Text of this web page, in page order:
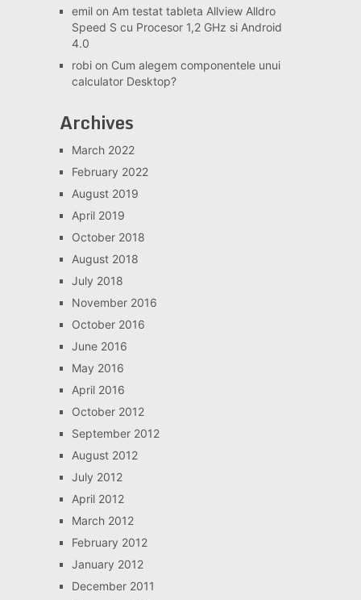
emilon Am testat tableta Allview Alldro
Speed S cu Procesor 1,2 GHz si Android
4.0
robion Cum alegem componentele unui
calculator Desktop?
Archives
March 2022
February 2022
August 2019
April 2019
October 2018
August 2018
July 2018
November 2016
October 2016
June 2016
May 2016
April 2016
October 2012
September 2012
August 2012
July 2012
April 2012
March 2012
February 2012
January 2012
December 2011